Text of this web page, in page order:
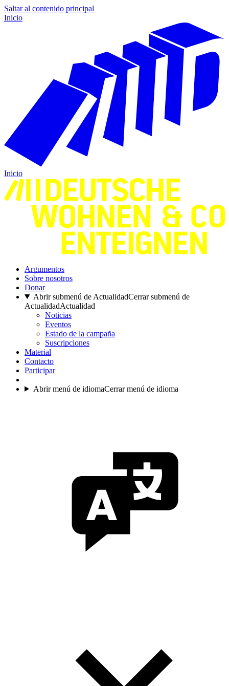
Saltar al contenido principal
Inicio
Inicio
Argumentos
Sobre nosotros
Donar
Abrir submenú de ActualidadCerrar submenú de
ActualidadActualidad
Noticias
Eventos
Estado de la campaña
Suscripciones
Material
Contacto
Participar
Abrir menú de idiomaCerrar menú de idioma